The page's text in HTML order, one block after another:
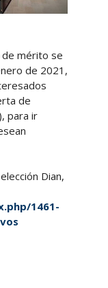
de mérito se
de 2021,
de
para ir
Dian,
1461-